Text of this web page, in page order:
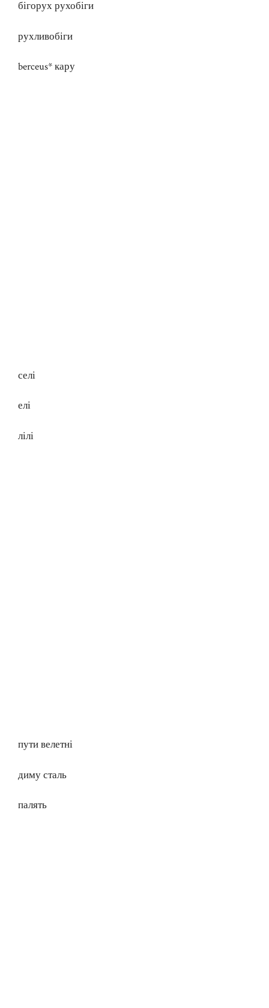
бігорух рухобіги
рухливобіги
berceus* кару
селі
елі
лілі
пути велетні
диму сталь
палять